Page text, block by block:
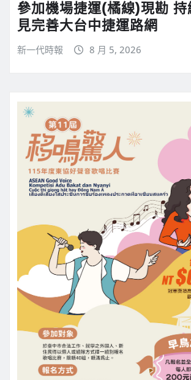
參加機場捷運(橘線)現勘 持
見完善大台中捷運路網
新一代時報 8 月 5, 2026